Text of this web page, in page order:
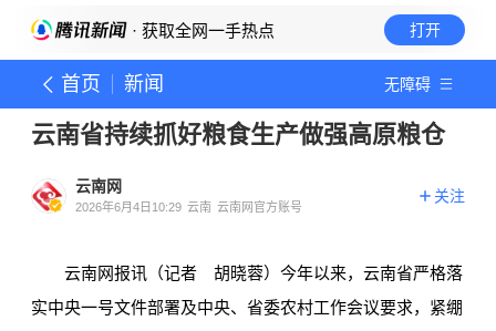
· 获取全网一手热点 打开
首页 新闻 无障碍
云南省持续抓好粮食生产做强高原粮仓
云南网
2026年6月4日10:29 云南 云南网官方账号
关注
云南网报讯（记者 胡晓蓉）今年以来，云南省严格落
实中央一号文件部署及中央、省委农村工作会议要求，紧绷